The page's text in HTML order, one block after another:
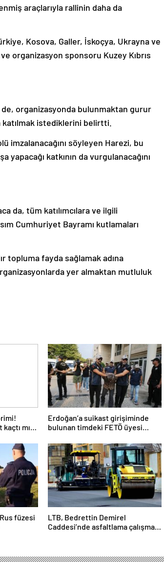
araçlarıyla rallinin daha da
Kosova, Galler, İskoçya, Ukrayna ve
organizasyon sponsoru Kuzey Kıbrıs
de, organizasyonda bulunmaktan gurur
katılmak istediklerini belirtti.
imzalanacağını söyleyen Harezi, bu
katkının da vurgulanacağını
da, tüm katılımcılara ve ilgili
Cumhuriyet Bayramı kutlamaları
topluma fayda sağlamak adına
yer almaktan mutluluk
mı?
Erdoğan’a suikast girişiminde
bulunan timdeki FETÖ üyesi
füzesi
LTB, Bedrettin Demirel
Caddesi’nde asfaltlama çalışması